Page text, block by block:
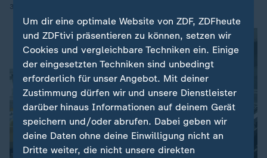
30.07.2025 | 14:00
Um dir eine optimale Website von ZDF, ZDFheute
und ZDFtivi präsentieren zu können, setzen wir
Cookies und vergleichbare Techniken ein. Einige
der eingesetzten Techniken sind unbedingt
erforderlich für unser Angebot. Mit deiner
Zustimmung dürfen wir und unsere Dienstleister
darüber hinaus Informationen auf deinem Gerät
speichern und/oder abrufen. Dabei geben wir
deine Daten ohne deine Einwilligung nicht an
Dritte weiter, die nicht unsere direkten